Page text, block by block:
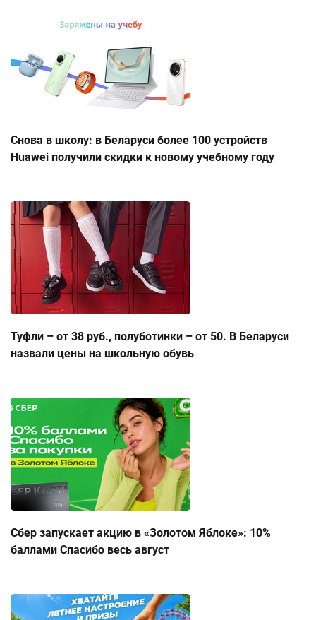
Снова в школу: в Беларуси более 100 устройств
Huawei получили скидки к новому учебному году
Туфли – от 38 руб., полуботинки – от 50. В Беларуси
назвали цены на школьную обувь
Сбер запускает акцию в «Золотом Яблоке»: 10%
баллами Спасибо весь август